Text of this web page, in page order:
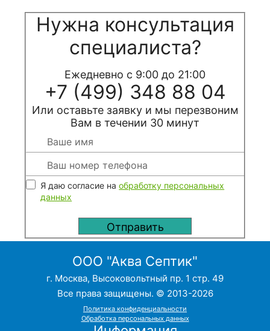
Нужна консультация
специалиста?
Ежедневно с 9:00 до 21:00
+7 (499) 348 88 04
Или оставьте заявку и мы перезвоним
Вам в течении 30 минут
Я даю согласие наобработку персональных
данных
ООО "Аква Септик"
г. Москва, Высоковольтный пр. 1 стр. 49
Все права защищены. © 2013-2026
Политика конфиденциальности
Обработка персональных данных